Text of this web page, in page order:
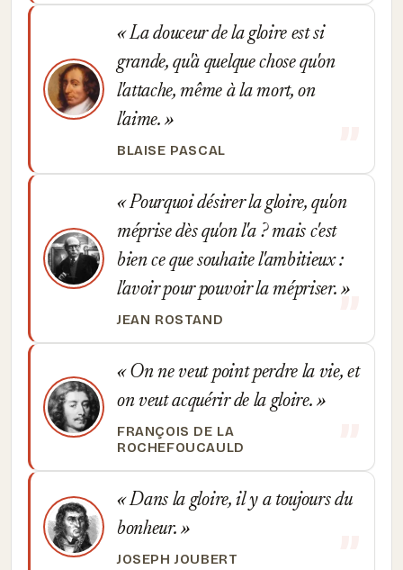
La douceur de la gloire est si
grande, qu'à quelque chose qu'on
l'attache, même à la mort, on
l'aime.
BLAISE PASCAL
Pourquoi désirer la gloire, qu'on
méprise dès qu'on l'a ? mais c'est
bien ce que souhaite l'ambitieux :
l'avoir pour pouvoir la mépriser.
JEAN ROSTAND
On ne veut point perdre la vie, et
on veut acquérir de la gloire.
FRANÇOIS DE LA
ROCHEFOUCAULD
Dans la gloire, il y a toujours du
bonheur.
JOSEPH JOUBERT